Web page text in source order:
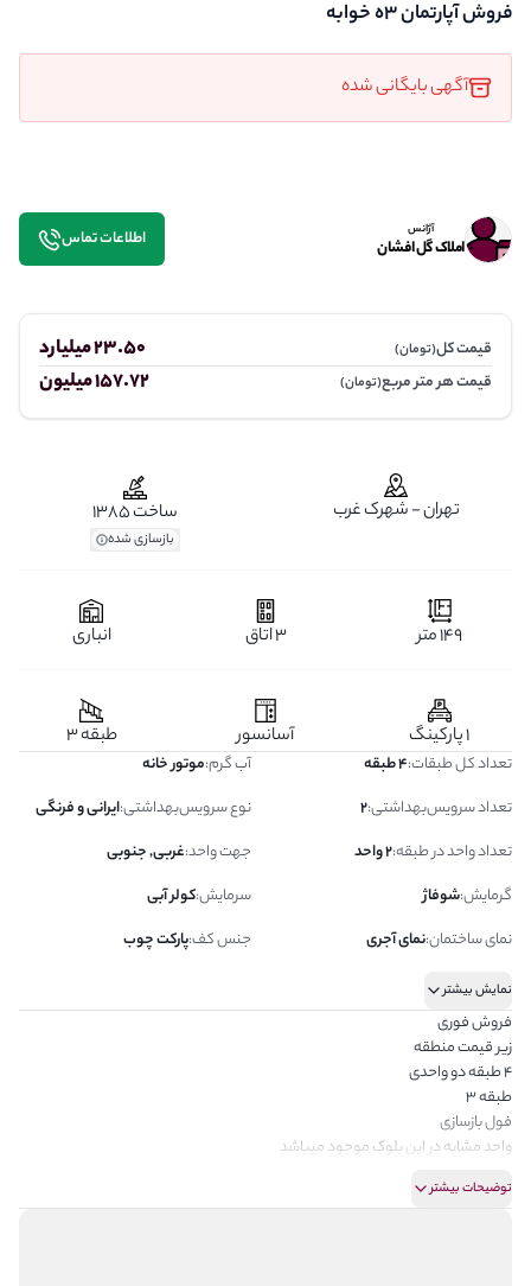
آگهی بایگانی شده
فروش آپارتمان ۳ه خوابه
قیمت کل(تومان) 23.50 میلیارد
قیمت هر متر مربع(تومان) 157.72 میلیون
آژانس
املاک گل افشان اطلاعات تماس
تهران - شهرک غرب ساخت 1385
بازسازی شده
149 متر 3 اتاق انباری
1 پارکینگ آسانسور طبقه 3
تعداد کل طبقات:4 طبقه آب گرم:موتور خانه
تعداد سرویس‌بهداشتی:
2 نوع سرویس‌بهداشتی:ایرانی و فرنگی
تعداد واحد در طبقه:2 واحد جهت واحد:غربی, جنوبی
گرمایش:شوفاژ سرمایش:کولر آبی
نمای ساختمان:نمای آجری جنس کف:پارکت چوب
نمایش بیشتر
فروش فوری
زیر قیمت منطقه
۴ طبقه دو واحدی
طبقه ۳
فول بازسازی
واحد مشابه در این بلوک موجود میباشد
توضیحات بیشتر